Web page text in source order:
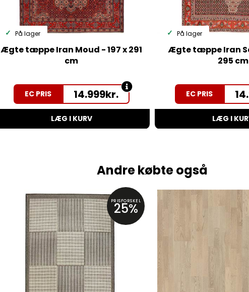
På lager
Ægte tæppe Iran Moud - 197 x 291
cm
EC PRIS 14.999kr.
LÆG I KURV
På lager
Ægte tæppe Iran
295 cm
EC PRIS
LÆG I
Andre købte også
PRISFORSKEL
25%